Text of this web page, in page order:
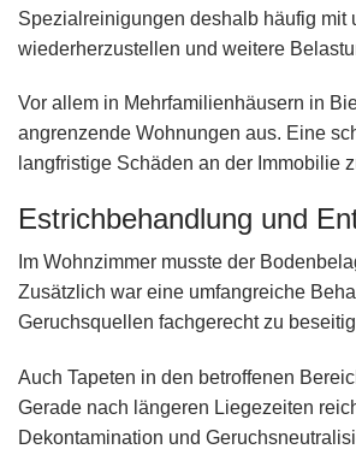
Spezialreinigungen deshalb häufig
wiederherzustellen und weitere
Vor allem in Mehrfamilienhäusern in
angrenzende Wohnungen aus. Eine
langfristige Schäden an der Immobilie
Estrichbehandlung und
Im Wohnzimmer musste der
Zusätzlich war eine umfangreiche
Geruchsquellen fachgerecht zu
Auch Tapeten in den betroffenen
Gerade nach längeren Liegezeiten
Dekontamination und